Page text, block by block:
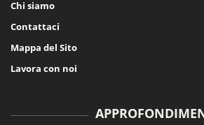
Chi siamo
Contattaci
Mappa del Sito
Lavora con noi